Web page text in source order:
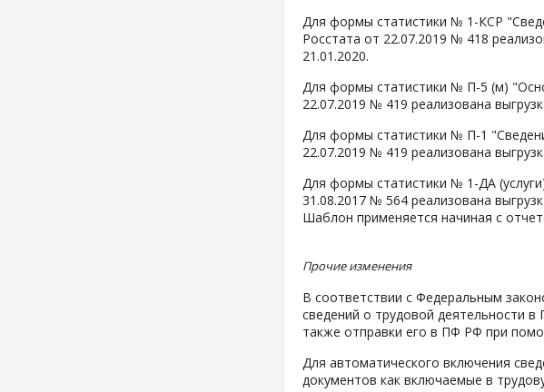
Для формы статистики № 1-КСР
Росстата от 22.07.2019 № 418
21.01.2020.
Для формы статистики № П-5 (м)
22.07.2019 № 419 реализована
Для формы статистики № П-1
22.07.2019 № 419 реализована
Для формы статистики № 1-ДА
31.08.2017 № 564 реализована
Шаблон применяется начиная с
Прочие изменения
В соответствии с Федеральным
сведений о трудовой деятельности
также отправки его в ПФ РФ при
Для автоматического включения
документов как включаемые в